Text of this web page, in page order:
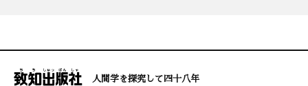
人間学を探究して四十八年